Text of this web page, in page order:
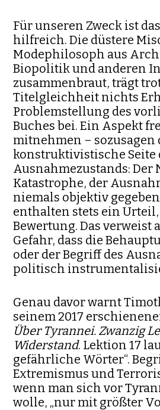
Für unseren Zweck ist
hilfreich. Die düstere
Modephilosoph aus
Biopolitik und anderen
zusammenbraut, trägt
Titelgleichheit nichts
Problemstellung des
Buches bei. Ein Aspekt
mitnehmen – sozusagen
konstruktivistische Seite
Ausnahmezustands: Der
Katastrophe, der
niemals objektiv
enthalten stets ein
Bewertung. Das verweist
Gefahr, dass die
oder der Begriff des
politisch
Genau davor warnt
seinem 2017
Über Tyrannei. Zwanzig
Widerstand. Lektion 17
gefährliche Wörter“.
Extremismus und
wenn man sich vor
wolle, „nur mit größter